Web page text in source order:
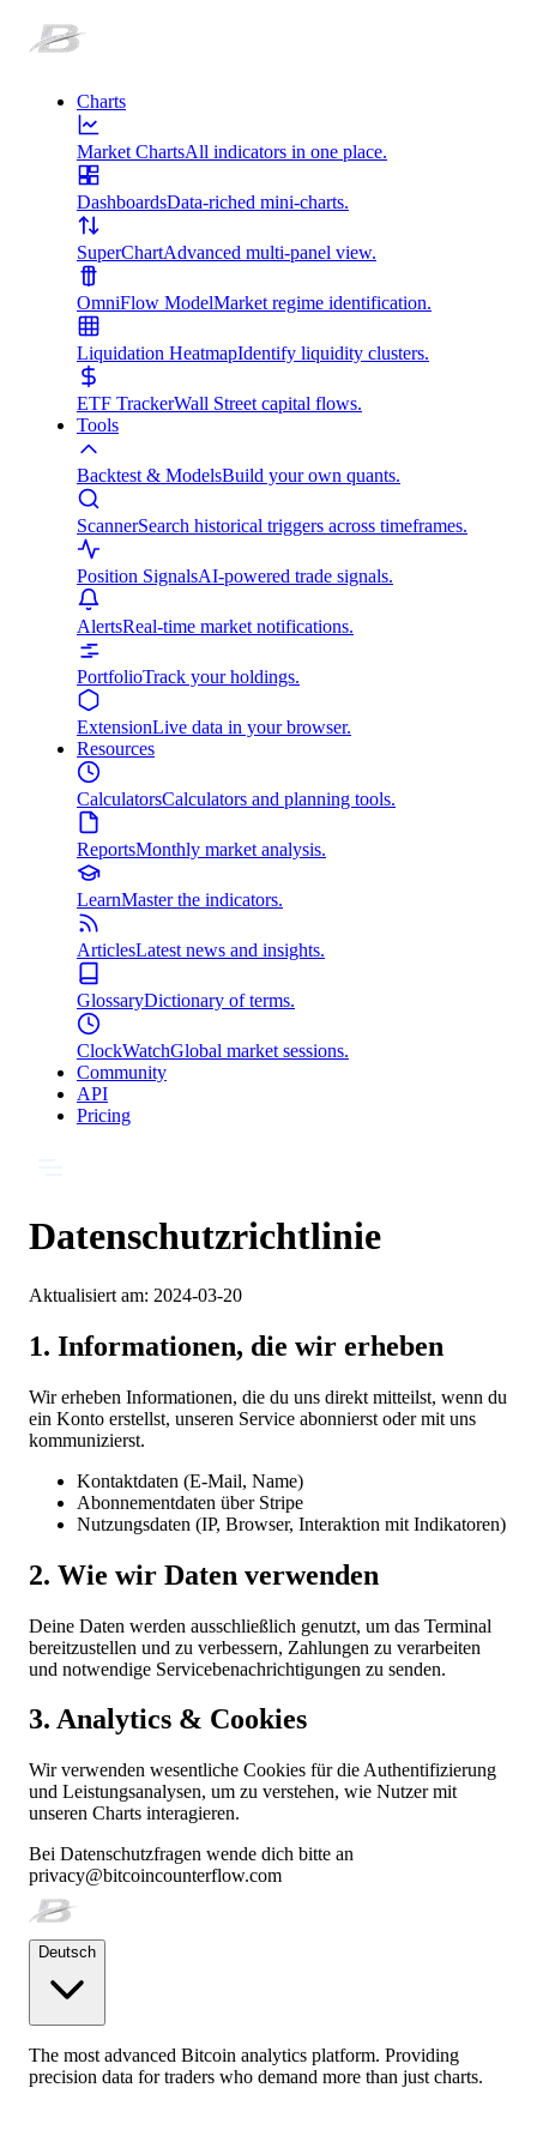
Charts
Market ChartsAll indicators in one place.
DashboardsData-riched mini-charts.
SuperChartAdvanced multi-panel view.
OmniFlow ModelMarket regime identification.
Liquidation HeatmapIdentify liquidity clusters.
ETF TrackerWall Street capital flows.
Tools
Backtest & ModelsBuild your own quants.
ScannerSearch historical triggers across timeframes.
Position SignalsAI-powered trade signals.
AlertsReal-time market notifications.
PortfolioTrack your holdings.
ExtensionLive data in your browser.
Resources
CalculatorsCalculators and planning tools.
ReportsMonthly market analysis.
LearnMaster the indicators.
ArticlesLatest news and insights.
GlossaryDictionary of terms.
ClockWatchGlobal market sessions.
Community
API
Pricing
Datenschutzrichtlinie
Aktualisiert am: 2024-03-20
1. Informationen, die wir erheben
Wir erheben Informationen, die du uns direkt mitteilst, wenn du
ein Konto erstellst, unseren Service abonnierst oder mit uns
kommunizierst.
Kontaktdaten (E-Mail, Name)
Abonnementdaten über Stripe
Nutzungsdaten (IP, Browser, Interaktion mit Indikatoren)
2. Wie wir Daten verwenden
Deine Daten werden ausschließlich genutzt, um das Terminal
bereitzustellen und zu verbessern, Zahlungen zu verarbeiten
und notwendige Servicebenachrichtigungen zu senden.
3. Analytics & Cookies
Wir verwenden wesentliche Cookies für die Authentifizierung
und Leistungsanalysen, um zu verstehen, wie Nutzer mit
unseren Charts interagieren.
Bei Datenschutzfragen wende dich bitte an
privacy@bitcoincounterflow.com
Deutsch
The most advanced Bitcoin analytics platform. Providing
precision data for traders who demand more than just charts.